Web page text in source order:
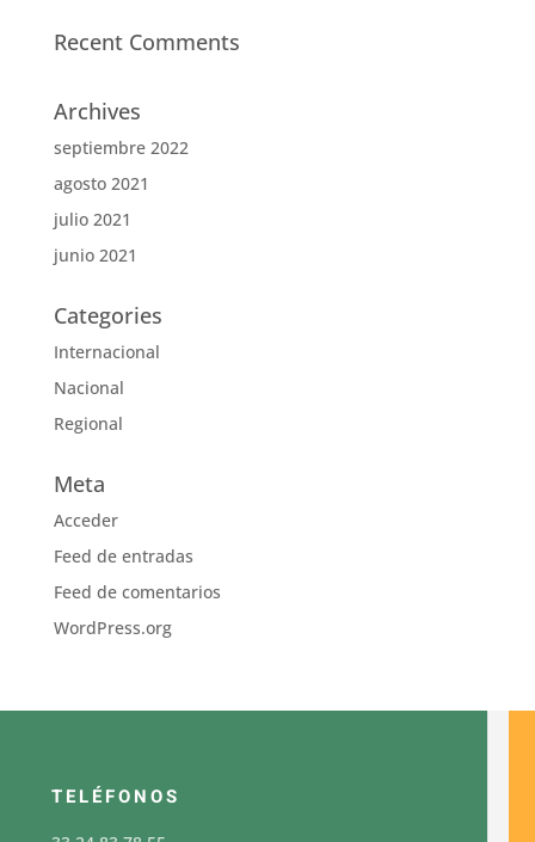
Recent Comments
Archives
septiembre 2022
agosto 2021
julio 2021
junio 2021
Categories
Internacional
Nacional
Regional
Meta
Acceder
Feed de entradas
Feed de comentarios
WordPress.org
TELÉFONOS